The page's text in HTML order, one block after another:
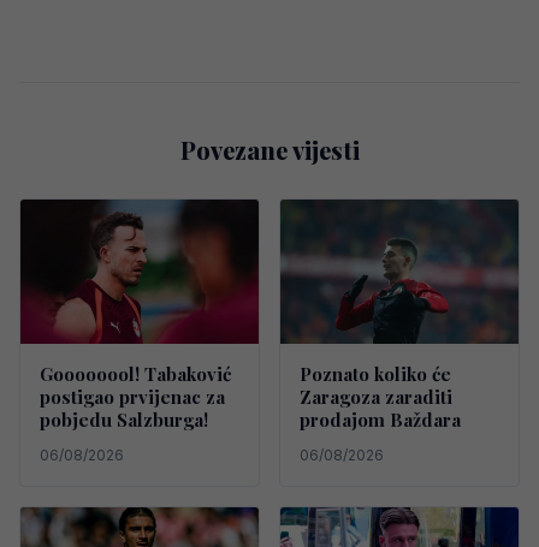
Povezane vijesti
Goooooool! Tabaković
postigao prvijenac za
pobjedu Salzburga!
06/08/2026
Poznato koliko će
Zaragoza zaraditi
prodajom Baždara
06/08/2026